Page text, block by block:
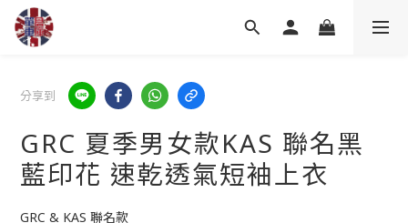
分享到
GRC 夏季男女款KAS 聯名黑
藍印花 速乾透氣短袖上衣
GRC & KAS 聯名款